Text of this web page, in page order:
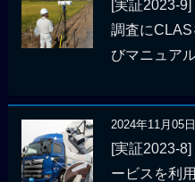
[実証2023-
調査にCLAS
びマニュア
2024年11月05日
[実証2023-
ービスを利